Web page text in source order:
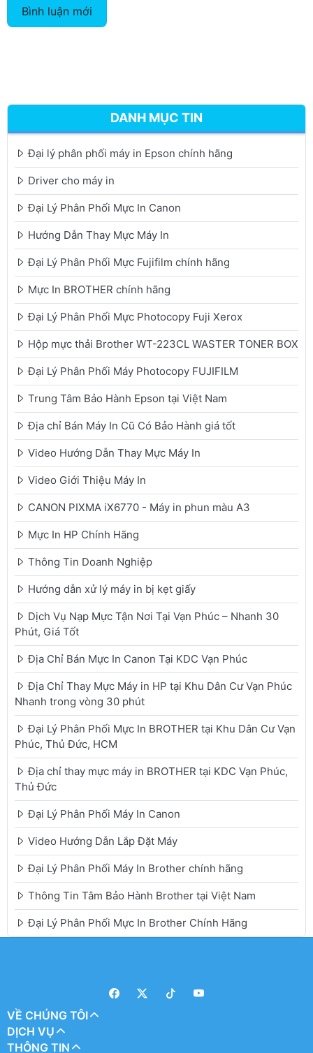
Bình luận mới
DANH MỤC TIN
Đại lý phân phối máy in Epson chính hãng
Driver cho máy in
Đại Lý Phân Phối Mực In Canon
Hướng Dẫn Thay Mực Máy In
Đại Lý Phân Phối Mực Fujifilm chính hãng
Mực In BROTHER chính hãng
Đại Lý Phân Phối Mực Photocopy Fuji Xerox
Hộp mực thải Brother WT-223CL WASTER TONER BOX
Đại Lý Phân Phối Máy Photocopy FUJIFILM
Trung Tâm Bảo Hành Epson tại Việt Nam
Địa chỉ Bán Máy In Cũ Có Bảo Hành giá tốt
Video Hướng Dẫn Thay Mực Máy In
Video Giới Thiệu Máy In
CANON PIXMA iX6770 - Máy in phun màu A3
Mực In HP Chính Hãng
Thông Tin Doanh Nghiệp
Hướng dẫn xử lý máy in bị kẹt giấy
Dịch Vụ Nạp Mực Tận Nơi Tại Vạn Phúc – Nhanh 30
Phút, Giá Tốt
Địa Chỉ Bán Mực In Canon Tại KDC Vạn Phúc
Địa Chỉ Thay Mực Máy in HP tại Khu Dân Cư Vạn Phúc
Nhanh trong vòng 30 phút
Đại Lý Phân Phối Mực In BROTHER tại Khu Dân Cư Vạn
Phúc, Thủ Đức, HCM
Địa chỉ thay mực máy in BROTHER tại KDC Vạn Phúc,
Thủ Đức
Đại Lý Phân Phối Máy In Canon
Video Hướng Dẫn Lắp Đặt Máy
Đại Lý Phân Phối Máy In Brother chính hãng
Thông Tin Tâm Bảo Hành Brother tại Việt Nam
Đại Lý Phân Phối Mực In Brother Chính Hãng
VỀ CHÚNG TÔI
DỊCH VỤ
THÔNG TIN